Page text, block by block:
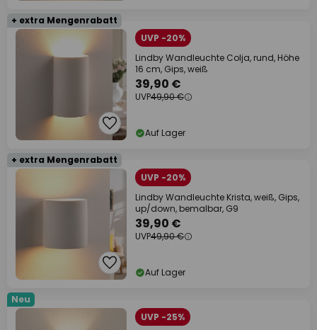
+ extra Mengenrabatt
UVP -20%
Lindby Wandleuchte Colja, rund, Höhe
16 cm, Gips, weiß
39,90 €
UVP49,90 €
Auf Lager
+ extra Mengenrabatt
UVP -20%
Lindby Wandleuchte Krista, weiß, Gips,
up/down, bemalbar, G9
39,90 €
UVP49,90 €
Auf Lager
Neu
UVP -25%